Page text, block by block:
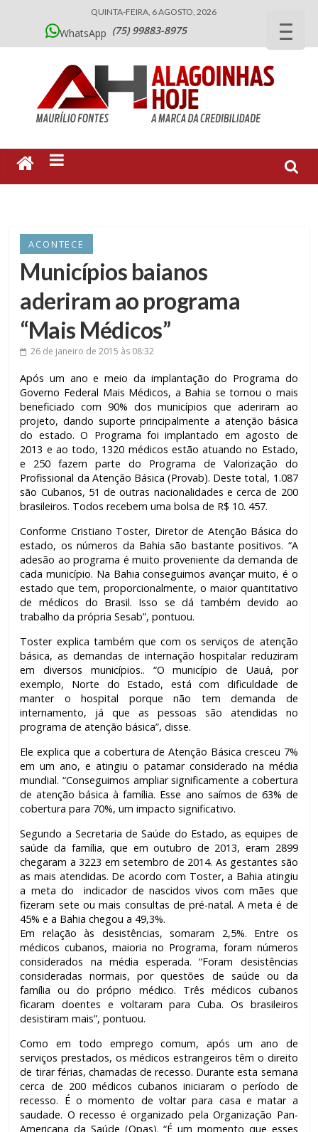
QUINTA-FEIRA, 6 AGOSTO, 2026
WhatsApp (75) 99883-8975
ACONTECE
Municípios baianos
aderiram ao programa
“Mais Médicos”
26 de janeiro de 2015 às 08:32
Após um ano e meio da implantação do Programa do
Governo Federal Mais Médicos, a Bahia se tornou o mais
beneficiado com 90% dos municípios que aderiram ao
projeto, dando suporte principalmente a atenção básica
do estado. O Programa foi implantado em agosto de
2013 e ao todo, 1320 médicos estão atuando no Estado,
e 250 fazem parte do Programa de Valorização do
Profissional da Atenção Básica (Provab). Deste total, 1.087
são Cubanos, 51 de outras nacionalidades e cerca de 200
brasileiros. Todos recebem uma bolsa de R$ 10. 457.
Conforme Cristiano Toster, Diretor de Atenção Básica do
estado, os números da Bahia são bastante positivos. “A
adesão ao programa é muito proveniente da demanda de
cada município. Na Bahia conseguimos avançar muito, é o
estado que tem, proporcionalmente, o maior quantitativo
de médicos do Brasil. Isso se dá também devido ao
trabalho da própria Sesab”, pontuou.
Toster explica também que com os serviços de atenção
básica, as demandas de internação hospitalar reduziram
em diversos municípios.. “O município de Uauá, por
exemplo, Norte do Estado, está com dificuldade de
manter o hospital porque não tem demanda de
internamento, já que as pessoas são atendidas no
programa de atenção básica”, disse.
Ele explica que a cobertura de Atenção Básica cresceu 7%
em um ano, e atingiu o patamar considerado na média
mundial. “Conseguimos ampliar significamente a cobertura
de atenção básica à família. Esse ano saímos de 63% de
cobertura para 70%, um impacto significativo.
Segundo a Secretaria de Saúde do Estado, as equipes de
saúde da família, que em outubro de 2013, eram 2899
chegaram a 3223 em setembro de 2014. As gestantes são
as mais atendidas. De acordo com Toster, a Bahia atingiu
a meta do indicador de nascidos vivos com mães que
fizeram sete ou mais consultas de pré-natal. A meta é de
45% e a Bahia chegou a 49,3%.
Em relação às desistências, somaram 2,5%. Entre os
médicos cubanos, maioria no Programa, foram números
considerados na média esperada. “Foram desistências
consideradas normais, por questões de saúde ou da
família ou do próprio médico. Três médicos cubanos
ficaram doentes e voltaram para Cuba. Os brasileiros
desistiram mais”, pontuou.
Como em todo emprego comum, após um ano de
serviços prestados, os médicos estrangeiros têm o direito
de tirar férias, chamadas de recesso. Durante esta semana
cerca de 200 médicos cubanos iniciaram o período de
recesso. É o momento de voltar para casa e matar a
saudade. O recesso é organizado pela Organização Pan-
Americana da Saúde (Opas). “É um momento que esses